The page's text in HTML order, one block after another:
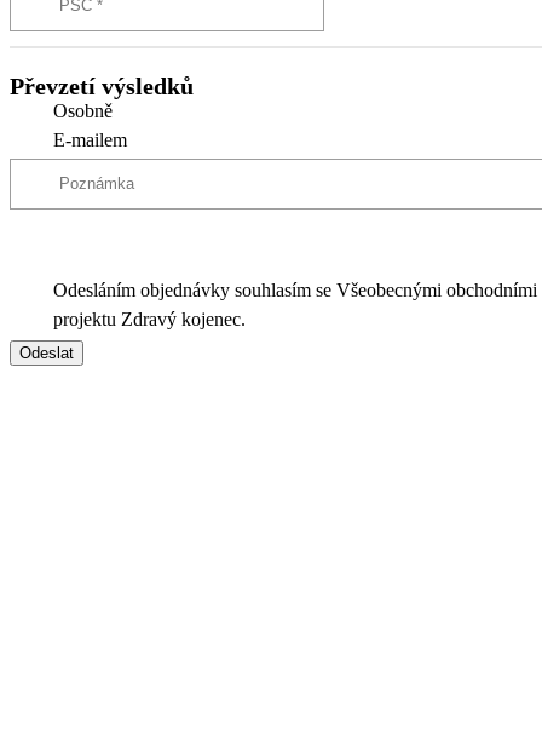
Převzetí výsledků
Osobně
E-mailem
Odesláním objednávky souhlasím se Všeobecnými
projektu Zdravý kojenec.